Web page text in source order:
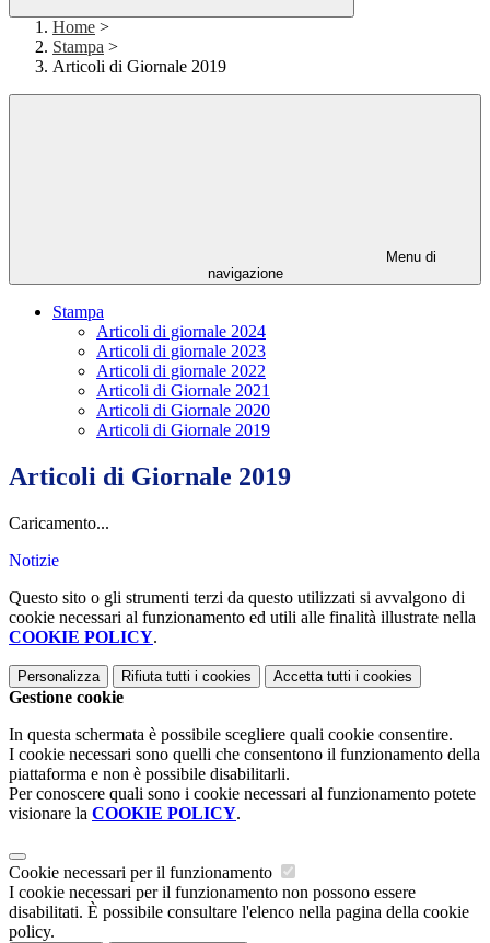
Home >
Stampa >
Articoli di Giornale 2019
Menu di
navigazione
Stampa
Articoli di giornale 2024
Articoli di giornale 2023
Articoli di giornale 2022
Articoli di Giornale 2021
Articoli di Giornale 2020
Articoli di Giornale 2019
Articoli di Giornale 2019
Caricamento...
Notizie
Questo sito o gli strumenti terzi da questo utilizzati si avvalgono di
cookie necessari al funzionamento ed utili alle finalità illustrate nella
COOKIE POLICY.
Personalizza Rifiuta tutti i cookies Accetta tutti i cookies
Gestione cookie
In questa schermata è possibile scegliere quali cookie consentire.
I cookie necessari sono quelli che consentono il funzionamento della
piattaforma e non è possibile disabilitarli.
Per conoscere quali sono i cookie necessari al funzionamento potete
visionare la COOKIE POLICY.
Cookie necessari per il funzionamento
I cookie necessari per il funzionamento non possono essere
disabilitati. È possibile consultare l'elenco nella pagina della cookie
policy.